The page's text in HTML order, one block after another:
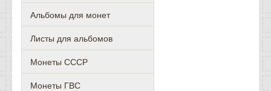
Альбомы для монет
Листы для альбомов
Монеты СССР
Монеты ГВС